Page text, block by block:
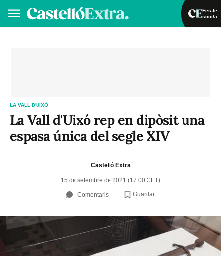
Fes-te
soci/a
LA VALL D'UIXÓ
La Vall d'Uixó rep en dipòsit una
espasa única del segle XIV
Castelló Extra
15 de setembre de 2021 (17:00 CET)
Comentaris Guardar